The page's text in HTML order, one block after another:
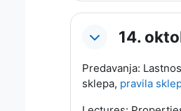
14.
Predavanja:
sklepa, pravila